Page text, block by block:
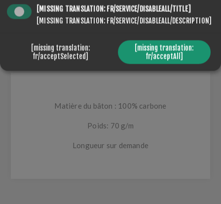
OVERVIEW
REVIEWS
CONTACT US
Matière du bâton : 100% carbone
Poids: 70 g/m
Longueur sur demande
[MISSING TRANSLATION: FR/SERVICE/DISABLEALL/TITLE]
[MISSING TRANSLATION: FR/SERVICE/DISABLEALL/DESCRIPTION]
[missing translation:
fr/acceptSelected]
[missing translation:
fr/acceptAll]